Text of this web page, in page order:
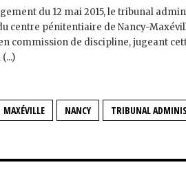
du 12 mai 2015, le tribunal
centre pénitentiaire de Nancy-
commission de discipline, jugeant
MAXÉVILLE NANCY TRIBUNAL